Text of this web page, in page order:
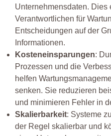
Unternehmensdaten. Dies
Verantwortlichen für
Entscheidungen auf der
Informationen.
Kosteneinsparungen:
Prozessen und die
helfen
senken. Sie reduzieren
und minimieren Fehler in
Skalierbarkeit: Systeme
der Regel skalierbar und